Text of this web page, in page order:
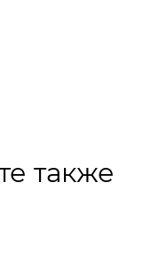
также